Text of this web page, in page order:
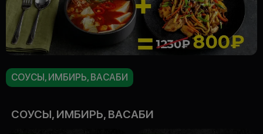
СОУСЫ, ИМБИРЬ, ВАСАБИ
СОУСЫ, ИМБИРЬ, ВАСАБИ